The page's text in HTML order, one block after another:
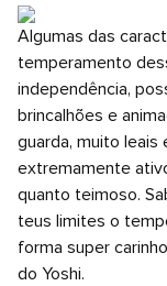
Algumas das
temperamento
independência,
brincalhões e
guarda, muito leais
extremamente
quanto teimoso.
teus limites o
forma super
do Yoshi.